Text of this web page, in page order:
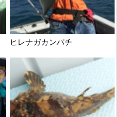
ヒレナガカンパチ